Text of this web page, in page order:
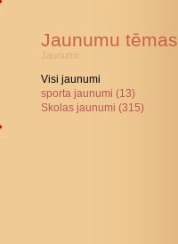
Jaunumu tēmas
Jaunumi:
Visi jaunumi
sporta jaunumi (13)
Skolas jaunumi (315)